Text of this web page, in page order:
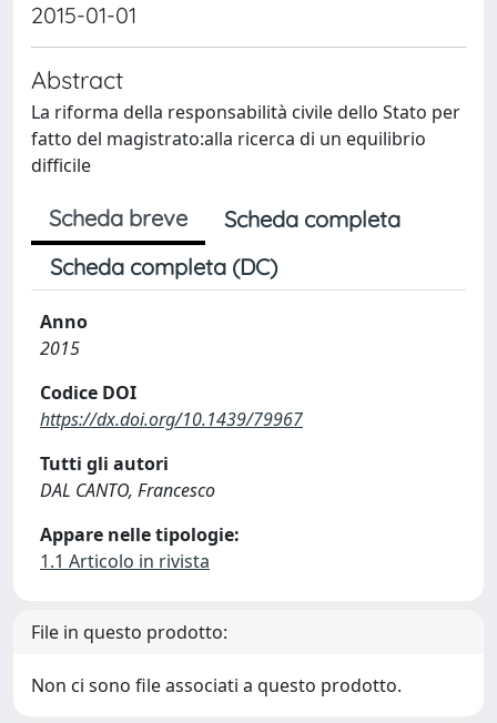
2015-01-01
Abstract
La riforma della responsabilità civile dello Stato per
fatto del magistrato:alla ricerca di un equilibrio
difficile
Scheda breve
Scheda completa
Scheda completa (DC)
Anno
2015
Codice DOI
https://dx.doi.org/10.1439/79967
Tutti gli autori
DAL CANTO, Francesco
Appare nelle tipologie:
1.1 Articolo in rivista
File in questo prodotto:
Non ci sono file associati a questo prodotto.